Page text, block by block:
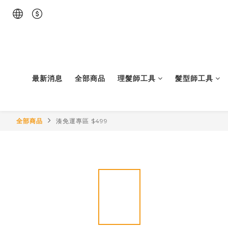
最新消息 全部商品 理髮師工具 髮型師工具
全部商品 湊免運專區 $499